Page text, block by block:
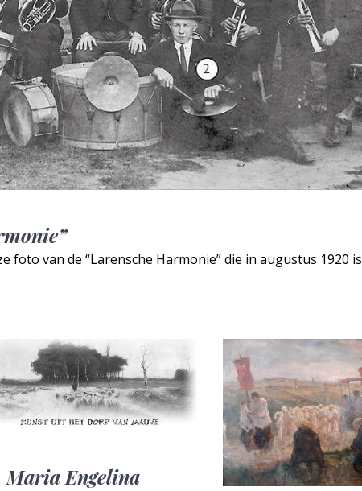
foto van de “Larensche Harmonie” die in augustus 1920 is
Maria Engelina